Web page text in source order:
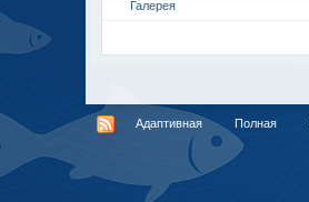
Галерея
Адаптивная Полная